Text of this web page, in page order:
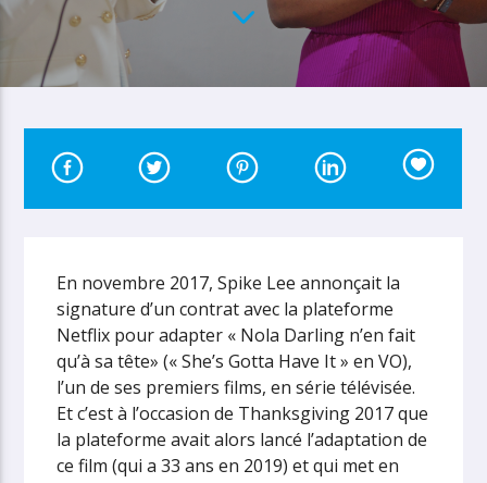
En novembre 2017, Spike Lee annonçait la
signature d’un contrat avec la plateforme
Netflix pour adapter « Nola Darling n’en fait
qu’à sa tête» (« She’s Gotta Have It » en VO),
l’un de ses premiers films, en série télévisée.
Et c’est à l’occasion de Thanksgiving 2017 que
la plateforme avait alors lancé l’adaptation de
ce film (qui a 33 ans en 2019) et qui met en